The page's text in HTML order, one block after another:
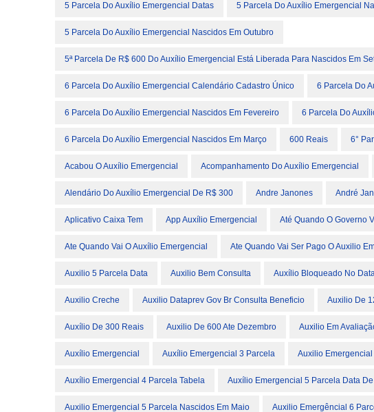
5 Parcela Do Auxílio Emergencial Datas 5 Parcela Do Auxílio Emergencial
5 Parcela Do Auxílio Emergencial Nascidos Em Outubro
5ª Parcela De R$ 600 Do Auxílio Emergencial Está Liberada Para Nascidos Em
6 Parcela Do Auxílio Emergencial Calendário Cadastro Único 6 Parcela Do
6 Parcela Do Auxílio Emergencial Nascidos Em Fevereiro 6 Parcela Do
6 Parcela Do Auxílio Emergencial Nascidos Em Março 600 Reais 6°
Acabou O Auxílio Emergencial Acompanhamento Do Auxílio Emergencial
Alendário Do Auxílio Emergencial De R$ 300 Andre Janones André
Aplicativo Caixa Tem App Auxílio Emergencial Até Quando O Governo
Ate Quando Vai O Auxílio Emergencial Ate Quando Vai Ser Pago O Auxilio
Auxilio 5 Parcela Data Auxilio Bem Consulta Auxílio Bloqueado No
Auxilio Creche Auxilio Dataprev Gov Br Consulta Beneficio Auxilio De
Auxílio De 300 Reais Auxilio De 600 Ate Dezembro Auxilio Em
Auxílio Emergencial Auxílio Emergencial 3 Parcela Auxilio
Auxílio Emergencial 4 Parcela Tabela Auxílio Emergencial 5 Parcela Data
Auxilio Emergencial 5 Parcela Nascidos Em Maio Auxilio Emergêncial 6